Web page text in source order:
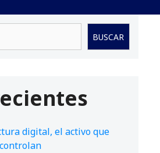
BUSCAR
digital, el activo que